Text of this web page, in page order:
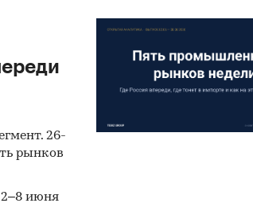
26-
рынков
2–8 июня